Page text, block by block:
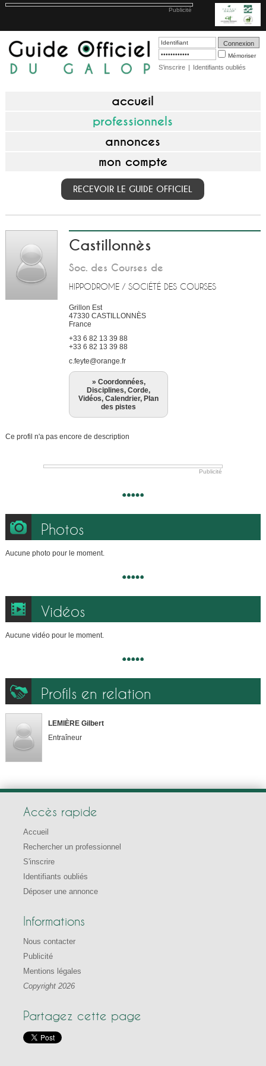
Publicité
Mémoriser
S'inscrire | Identifiants oubliés
accueil
professionnels
annonces
mon compte
RECEVOIR LE GUIDE OFFICIEL
Castillonnès
Soc. des Courses de
HIPPODROME / SOCIÉTÉ DES COURSES
Grillon Est
47330 CASTILLONNÈS
France
+33 6 82 13 39 88
+33 6 82 13 39 88
c.feyte@orange.fr
» Coordonnées,
Disciplines, Corde,
Vidéos, Calendrier, Plan
des pistes
Ce profil n'a pas encore de description
Publicité
Photos
Aucune photo pour le moment.
Vidéos
Aucune vidéo pour le moment.
Profils en relation
LEMIÈRE Gilbert
Entraîneur
Accès rapide
Accueil
Rechercher un professionnel
S'inscrire
Identifiants oubliés
Déposer une annonce
Informations
Nous contacter
Publicité
Mentions légales
Copyright 2026
Partagez cette page